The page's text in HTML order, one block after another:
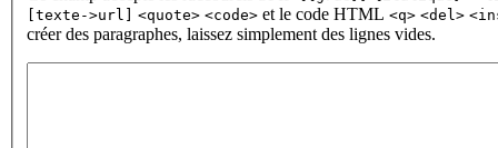
[texte->url] <quote> <code> et le code HTML <q> <del>
créer des paragraphes, laissez simplement des lignes vides.